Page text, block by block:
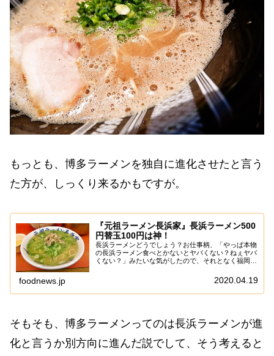
もっとも、博多ラーメンを独自に進化させたと言う
た方が、しっくり来るかもですが。
『元祖ラーメン長浜家』長浜ラーメン500
円替玉100円は神！
長浜ラーメンどうでしょう？お仕事柄、「やっぱ本物
の長浜ラーメン食べとかないとヤバくない？ねぇヤバ
くない？」みたいな気がしたので、それとなく福岡ら
は”カタ”までにしておけと！」まあ、確かに地元で
foodnews.jp 2020.04.19
そもそも、博多ラーメンってのは長浜ラーメンが進
化と言うか別方向に進んだ説でして、そう考えると